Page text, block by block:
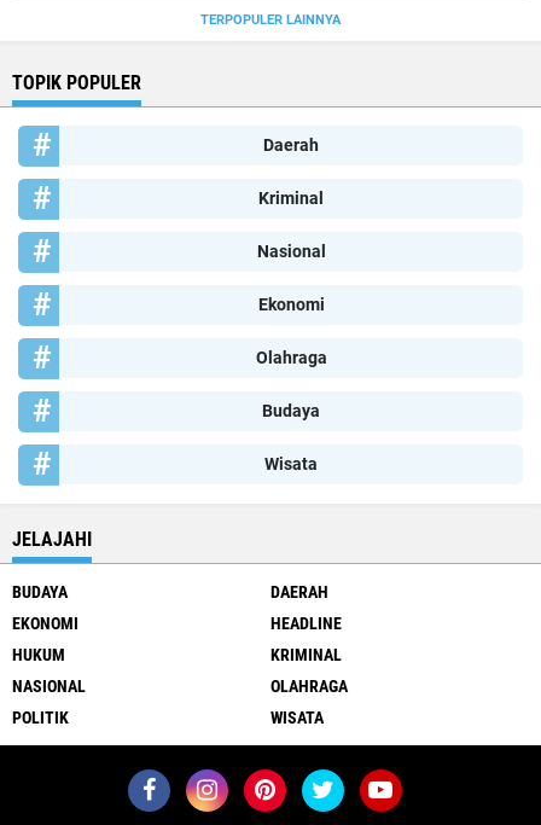
TERPOPULER LAINNYA
TOPIK POPULER
Daerah
Kriminal
Nasional
Ekonomi
Olahraga
Budaya
Wisata
JELAJAHI
BUDAYA
DAERAH
EKONOMI
HEADLINE
HUKUM
KRIMINAL
NASIONAL
OLAHRAGA
POLITIK
WISATA